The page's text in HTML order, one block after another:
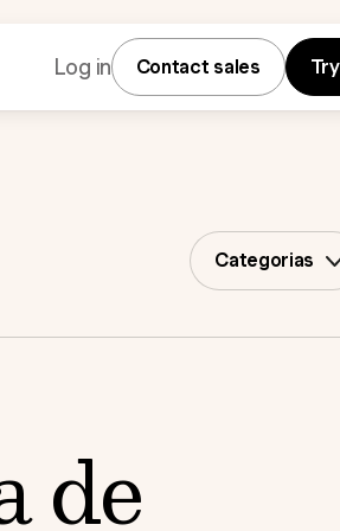
Log in Contact sales
Categorias
de